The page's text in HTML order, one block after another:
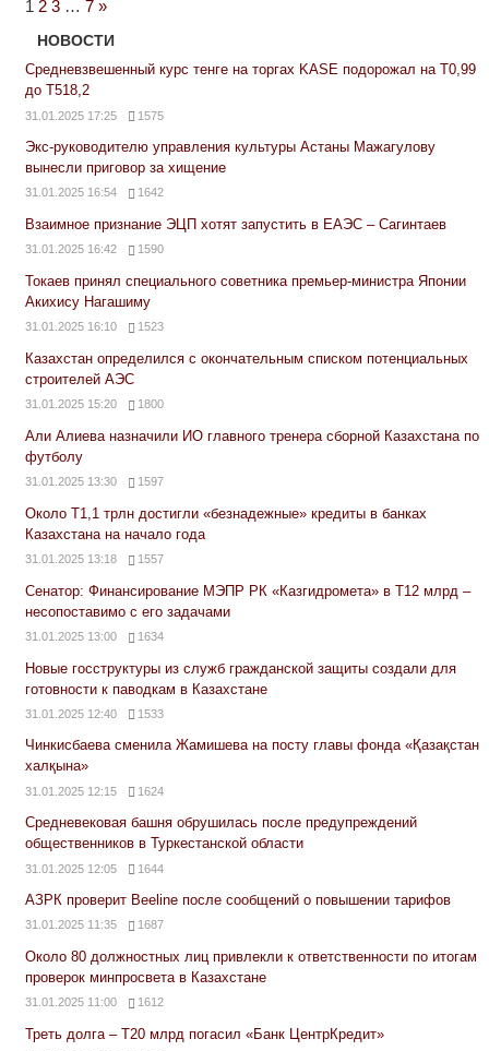
1 2 3 … 7 Next
Posts
»
НОВОСТИ
Средневзвешенный курс тенге на торгах KASE подорожал на Т0,99
до Т518,2
31.01.2025 17:25 1575
Экс-руководителю управления культуры Астаны Мажагулову
вынесли приговор за хищение
31.01.2025 16:54 1642
Взаимное признание ЭЦП хотят запустить в ЕАЭС – Сагинтаев
31.01.2025 16:42 1590
Токаев принял специального советника премьер-министра Японии
Акихису Нагашиму
31.01.2025 16:10 1523
Казахстан определился с окончательным списком потенциальных
строителей АЭС
31.01.2025 15:20 1800
Али Алиева назначили ИО главного тренера сборной Казахстана по
футболу
31.01.2025 13:30 1597
Около Т1,1 трлн достигли «безнадежные» кредиты в банках
Казахстана на начало года
31.01.2025 13:18 1557
Сенатор: Финансирование МЭПР РК «Казгидромета» в Т12 млрд –
несопоставимо с его задачами
31.01.2025 13:00 1634
Новые госструктуры из служб гражданской защиты создали для
готовности к паводкам в Казахстане
31.01.2025 12:40 1533
Чинкисбаева сменила Жамишева на посту главы фонда «Қазақстан
халқына»
31.01.2025 12:15 1624
Средневековая башня обрушилась после предупреждений
общественников в Туркестанской области
31.01.2025 12:05 1644
АЗРК проверит Beeline после сообщений о повышении тарифов
31.01.2025 11:35 1687
Около 80 должностных лиц привлекли к ответственности по итогам
проверок минпросвета в Казахстане
31.01.2025 11:00 1612
Треть долга – Т20 млрд погасил «Банк ЦентрКредит»